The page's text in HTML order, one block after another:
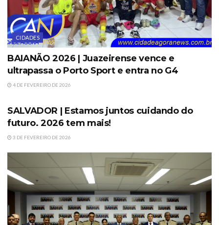
CIDADES
BAIANÃO 2026 | Juazeirense vence e
ultrapassa o Porto Sport e entra no G4
4 DE FEVEREIRO DE 2026
SALVADOR | Estamos juntos cuidando do
futuro. 2026 tem mais!
3 DE FEVEREIRO DE 2026